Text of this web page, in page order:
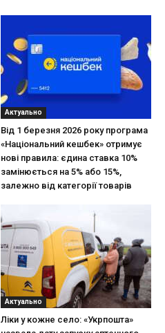
Актуально
Від 1 березня 2026 року програма
«Національний кешбек» отримує
нові правила: єдина ставка 10%
замінюється на 5% або 15%,
залежно від категорії товарів
Актуально
Ліки у кожне село: «Укрпошта»